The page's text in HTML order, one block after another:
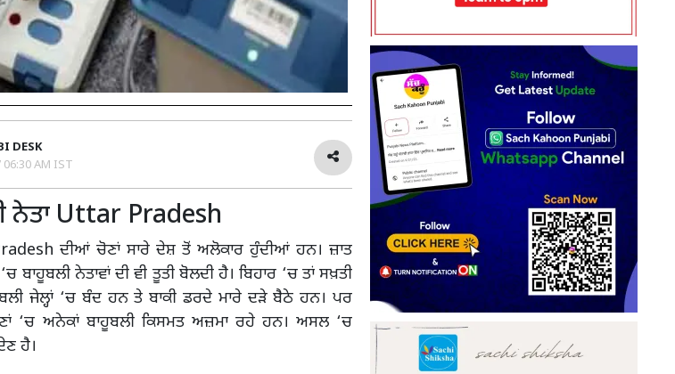
DESK
06:30 AM IST
ਨੇਤਾ Uttar Pradesh
ਦੀਆਂ ਚੋਣਾਂ ਸਾਰੇ ਦੇਸ਼ ਤੋਂ ਅਲੋਕਾਰ ਹੁੰਦੀਆਂ ਹਨ। ਜ਼ਾਤ
ਨੇਤਾਵਾਂ ਦੀ ਵੀ ਤੂਤੀ ਬੋਲਦੀ ਹੈ। ਬਿਹਾਰ ‘ਚ ਤਾਂ ਸਖ਼ਤੀ
ਜੇਲ੍ਹਾਂ ‘ਚ ਬੰਦ ਹਨ ਤੇ ਬਾਕੀ ਡਰਦੇ ਮਾਰੇ ਦੜੇ ਬੈਠੇ ਹਨ। ਪਰ
‘ਚ ਅਨੇਕਾਂ ਬਾਹੂਬਲੀ ਕਿਸਮਤ ਅਜ਼ਮਾ ਰਹੇ ਹਨ। ਅਸਲ ‘ਚ
ਹੈ।